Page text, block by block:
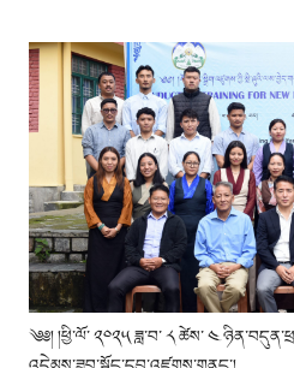
༄༅། །ཕྱི་ལོ་ ༢༠༢༥ ཟླ་བ་ ༨ ཚེས་ ༤